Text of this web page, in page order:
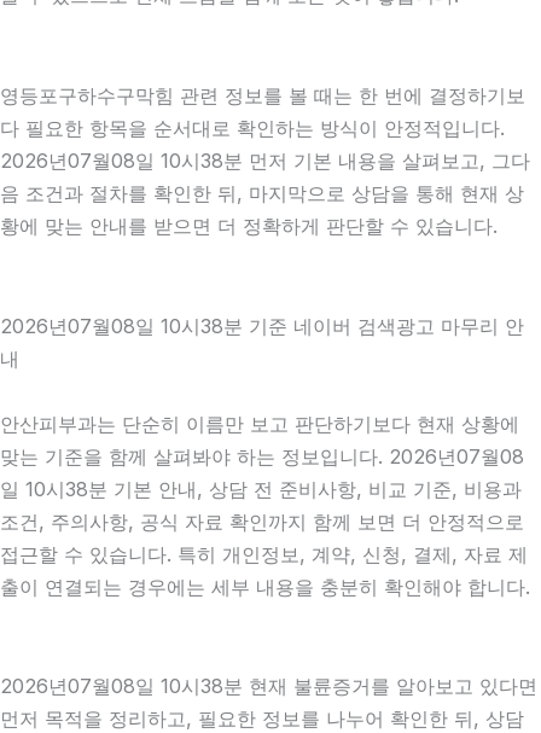
영등포구하수구막힘 관련 정보를 볼 때는 한 번에 결정하기보
다 필요한 항목을 순서대로 확인하는 방식이 안정적입니다.
2026년07월08일 10시38분 먼저 기본 내용을 살펴보고, 그다
음 조건과 절차를 확인한 뒤, 마지막으로 상담을 통해 현재 상
황에 맞는 안내를 받으면 더 정확하게 판단할 수 있습니다.
2026년07월08일 10시38분 기준 네이버 검색광고 마무리 안
내
안산피부과는 단순히 이름만 보고 판단하기보다 현재 상황에
맞는 기준을 함께 살펴봐야 하는 정보입니다. 2026년07월08
일 10시38분 기본 안내, 상담 전 준비사항, 비교 기준, 비용과
조건, 주의사항, 공식 자료 확인까지 함께 보면 더 안정적으로
접근할 수 있습니다. 특히 개인정보, 계약, 신청, 결제, 자료 제
출이 연결되는 경우에는 세부 내용을 충분히 확인해야 합니다.
2026년07월08일 10시38분 현재 불륜증거를 알아보고 있다면
먼저 목적을 정리하고, 필요한 정보를 나누어 확인한 뒤, 상담